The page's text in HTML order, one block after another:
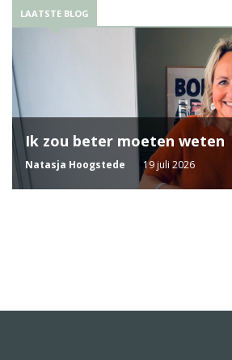
LAATSTE BLOG
Ik zou beter moeten weten
Natasja Hoogstede 19 juli 2026